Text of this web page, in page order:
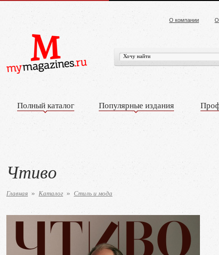
О компании
Полный каталог Популярные издания
Чтиво
Главная » Каталог » Стиль и мода